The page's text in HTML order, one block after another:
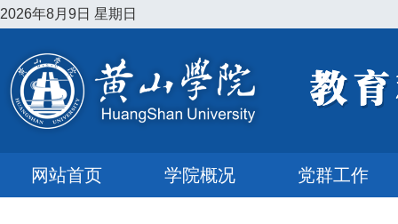
2026年8月9日 星期日
网站首页 学院概况 党群工作